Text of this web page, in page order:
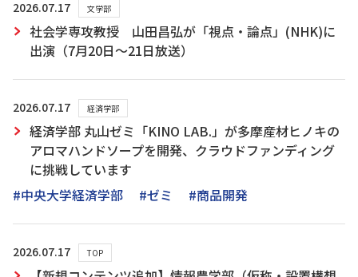
2026.07.17 文学部
社会学専攻教授 山田昌弘が「視点・論点」(NHK)に
出演（7月20日～21日放送）
2026.07.17 経済学部
経済学部 丸山ゼミ「KINO LAB.」が多摩産材ヒノキの
アロマハンドソープを開発、クラウドファンディング
に挑戦しています
#中央大学経済学部
#ゼミ #商品開発
2026.07.17 TOP